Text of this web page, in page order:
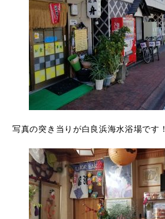
写真の突き当りが白良浜海水浴場です！